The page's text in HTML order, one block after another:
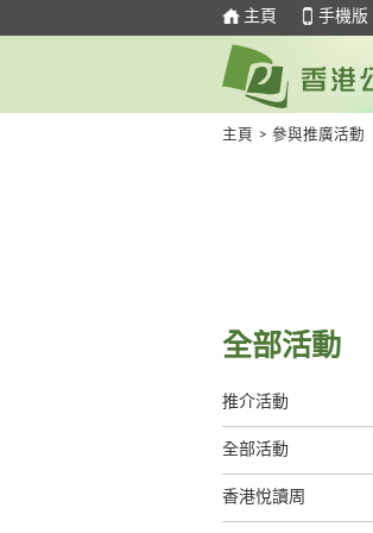
主頁 手機版
主頁 > 參與推廣活動
全部活動
推介活動
全部活動
香港悅讀周